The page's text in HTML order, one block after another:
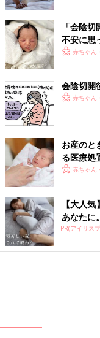
「会陰
不安に思
産体験談
赤ちゃん
会陰切開
赤ちゃん
お産のと
る医療処
赤ちゃん
【大人
あなたに。
PR(アイリス